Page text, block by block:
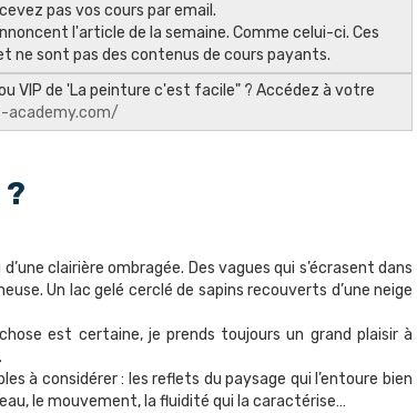
pas vos cours par email.
l'article de la semaine. Comme celui-ci. Ces
sont pas des contenus de cours payants.
VIP de 'La peinture c'est facile" ? Accédez à votre
clairière ombragée. Des vagues qui s’écrasent dans
Un lac gelé cerclé de sapins recouverts d’une neige
est certaine, je prends toujours un grand plaisir à
à considérer : les reflets du paysage qui l’entoure bien
le mouvement, la fluidité qui la caractérise…